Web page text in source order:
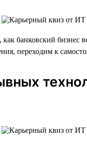
банковский
переходим к